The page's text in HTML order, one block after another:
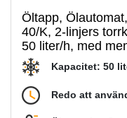
Öltapp,
40/K, 2-linjers
50 liter/h, med
Kapacitet: 50
Redo att